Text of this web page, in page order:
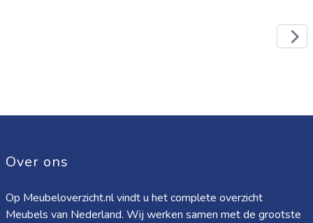
Over ons
Op Meubeloverzicht.nl vindt u het complete overzicht
Meubels van Nederland. Wij werken samen met de grootste